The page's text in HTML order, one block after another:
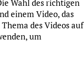
Wahl des richtigen
einem Video, das
des Videos auf
um